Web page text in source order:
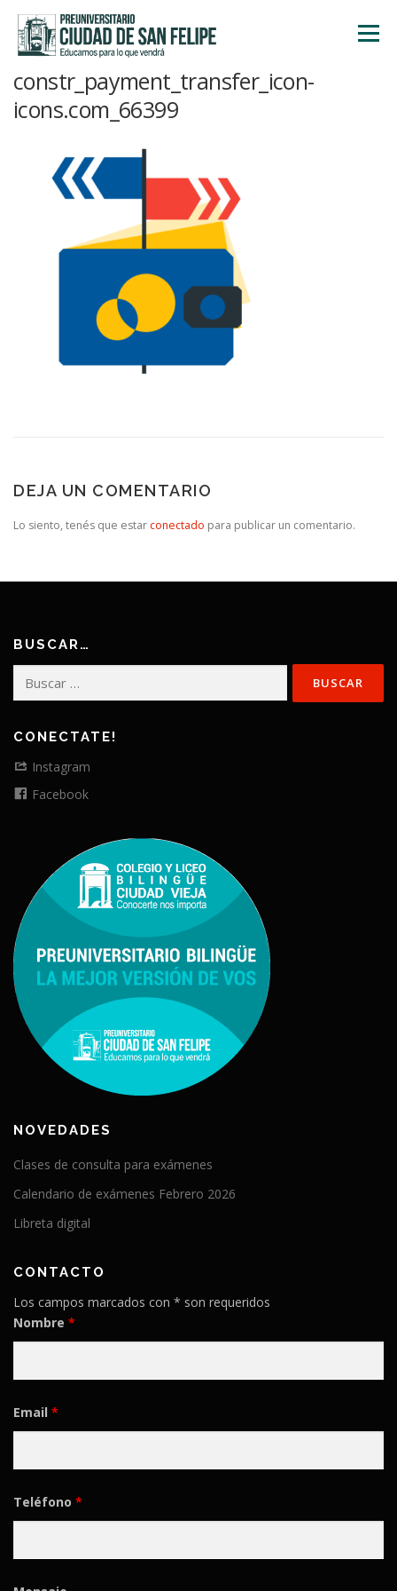
contenido
Menú
NOSOTROS
TALLERES
constr_payment_transfer_icon-
icons.com_66399
DEJA UN COMENTARIO
Lo siento, tenés que estar conectado para publicar un comentario.
BUSCAR…
CONECTATE!
Instagram
Facebook
NOVEDADES
Clases de consulta para exámenes
Calendario de exámenes Febrero 2026
Libreta digital
CONTACTO
Los campos marcados con * son requeridos
Nombre *
Email *
Teléfono *